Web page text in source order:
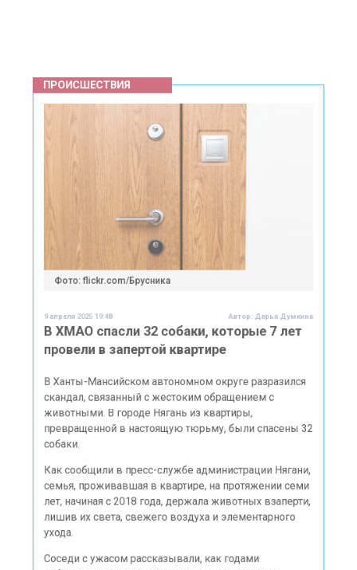
Фото: flickr.com/Брусника
9 апреля 2025 19:48 Автор:
В ХМАО спасли 32 собаки, которые 7 лет
В Ханты-Мансийском автономном округе разразился
скандал, связанный с жестоким обращением с
животными. В городе Нягань из квартиры,
превращенной в настоящую тюрьму, были спасены 32
собаки.
Как сообщили в пресс-службе администрации Нягани,
семья, проживавшая в квартире, на протяжении семи
лет, начиная с 2018 года, держала животных взаперти,
лишив их света, свежего воздуха и элементарного
ухода.
Соседи с ужасом рассказывали, как годами